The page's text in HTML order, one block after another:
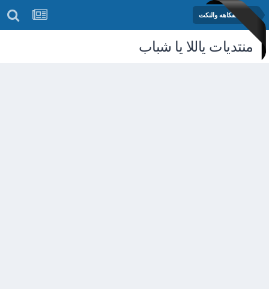
منتدى الفكاهه والنكت
منتديات ياللا يا شباب